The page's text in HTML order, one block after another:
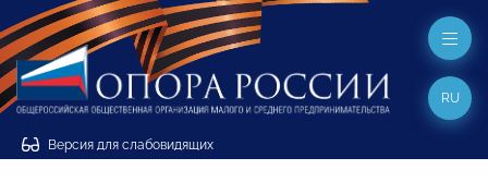
Версия для слабовидящих
RU